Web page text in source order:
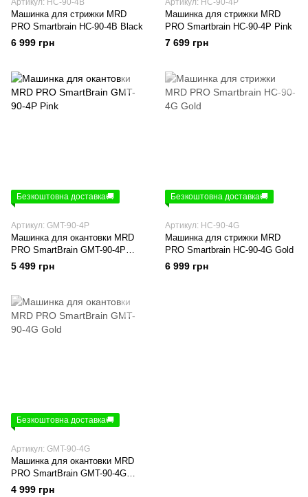
Артикул: HC-90-4B
Машинка для стрижки MRD
PRO Smartbrain HC-90-4B Black
6 999 грн
Артикул: HC-90-4P
Машинка для стрижки MRD
PRO Smartbrain HC-90-4P Pink
7 699 грн
Безкоштовна доставка🚚
Артикул: GMT-90-4P
Машинка для окантовки MRD
PRO SmartBrain GMT-90-4P
Pink
5 499 грн
Безкоштовна доставка🚚
Артикул: HC-90-4G
Машинка для стрижки MRD
PRO Smartbrain HC-90-4G Gold
6 999 грн
Безкоштовна доставка🚚
Артикул: GMT-90-4G
Машинка для окантовки MRD
PRO SmartBrain GMT-90-4G
Gold
4 999 грн